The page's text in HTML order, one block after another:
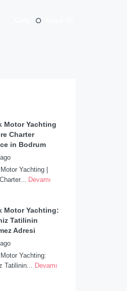
Motor Yachting
Charter
in Bodrum
Yachting |
Devamı
Motor Yachting:
Tatilinin
Adresi
Yachting:
Tatilinin...
Devamı